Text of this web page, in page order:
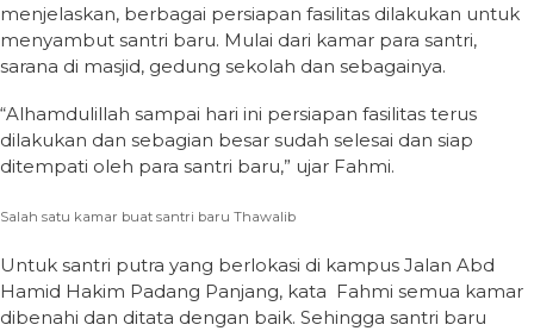
menjelaskan, berbagai persiapan fasilitas dilakukan untuk
menyambut santri baru. Mulai dari kamar para santri,
sarana di masjid, gedung sekolah dan sebagainya.
“Alhamdulillah sampai hari ini persiapan fasilitas terus
dilakukan dan sebagian besar sudah selesai dan siap
ditempati oleh para santri baru,” ujar Fahmi.
Salah satu kamar buat santri baru Thawalib
Untuk santri putra yang berlokasi di kampus Jalan Abd
Hamid Hakim Padang Panjang, kata Fahmi semua kamar
dibenahi dan ditata dengan baik. Sehingga santri baru